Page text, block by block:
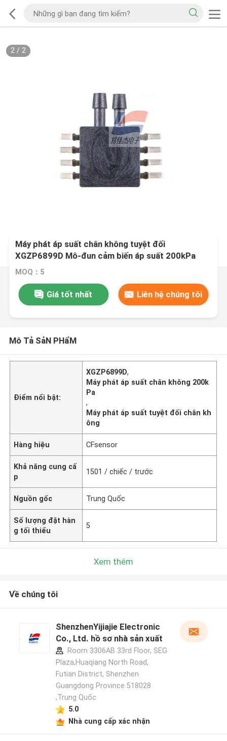
2/ 2
Máy phát áp suất chân không tuyệt đối
XGZP6899D Mô-đun cảm biến áp suất 200kPa
MOQ：5
Giá tốt nhất Liên hệ chúng tôi
Mô Tả SảN PHẩM
Điểm nổi bật:
XGZP6899D,
Máy phát áp suất chân không 200k
Pa
,
Máy phát áp suất tuyệt đối chân kh
ông
Hàng hiệu CFsensor
Khả năng cung cấ
p
1501 / chiếc / trước
Nguồn gốc Trung Quốc
Số lượng đặt hàn
g tối thiểu
5
Xem thêm
Về chúng tôi
ShenzhenYijiajie Electronic
Co., Ltd. hồ sơ nhà sản xuất
Room 3306AB 33rd Floor, SEG
Plaza,Huaqiang North Road,
Futian District, Shenzhen
Guangdong Province 518028
,Trung Quốc
5.0
Nhà cung cấp xác nhận